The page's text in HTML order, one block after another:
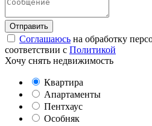
Соглашаюсь на обработку
соответствии с Политикой
Хочу снять недвижимость
Квартира
Апартаменты
Пентхаус
Особняк